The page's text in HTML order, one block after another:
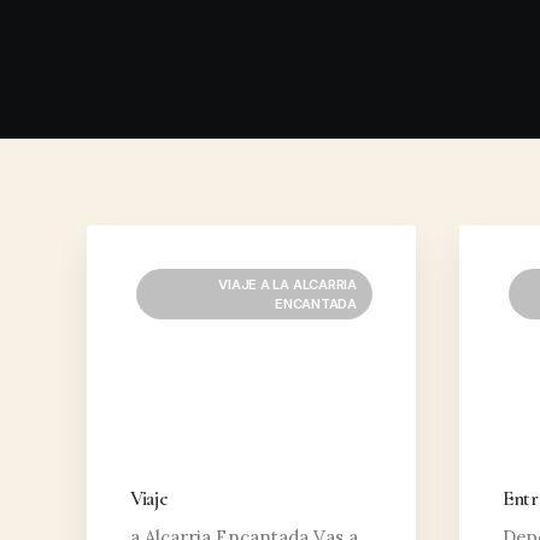
VIAJE A LA ALCARRIA
ENCANTADA
Viaje